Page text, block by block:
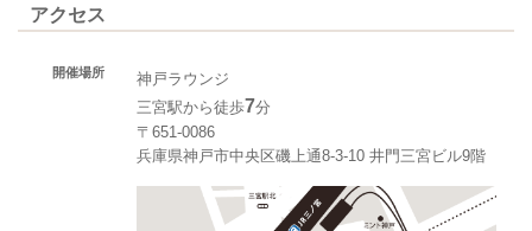
アクセス
開催場所
神戸ラウンジ
三宮駅から徒歩7分
〒651-0086
兵庫県神戸市中央区磯上通8-3-10 井門三宮ビル9階